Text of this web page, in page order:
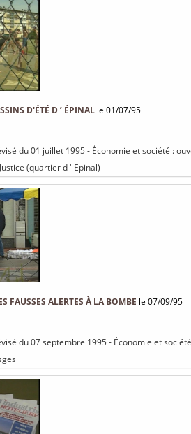
D'ÉTÉ D ’ ÉPINAL le 01/07/95
du 01 juillet 1995 - Économie et société :
(quartier d ' Epinal)
FAUSSES ALERTES À LA BOMBE le 07/09/95
du 07 septembre 1995 - Économie et